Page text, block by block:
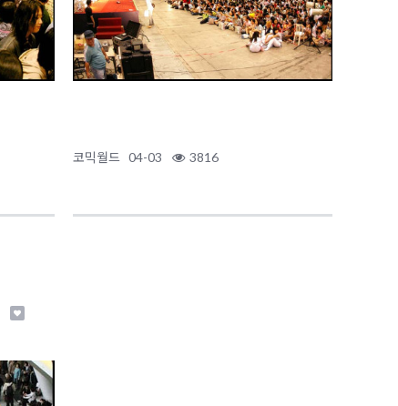
코믹월드 04-03 3816